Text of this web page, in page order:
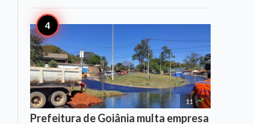
11 
Prefeitura de Goiânia multa empresa